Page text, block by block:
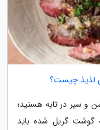
لذیذ چیست؟
و سیر در تابه هستید؛
گوشت گریل شده باید